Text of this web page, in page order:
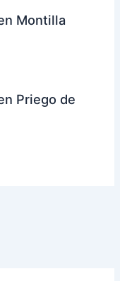
Montilla
Priego de